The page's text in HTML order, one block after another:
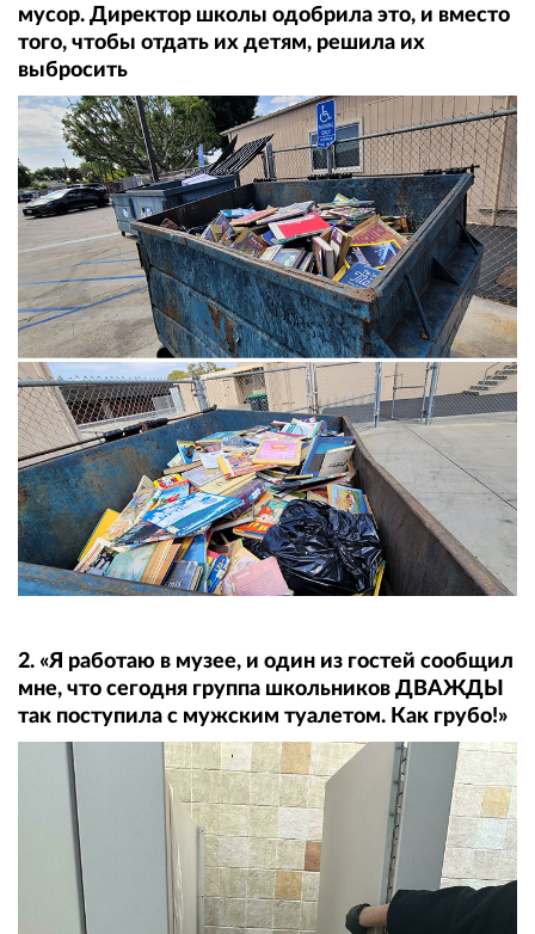
мусор. Директор школы одобрила это, и вместо
того, чтобы отдать их детям, решила их
выбросить
2. «Я работаю в музее, и один из гостей сообщил
мне, что сегодня группа школьников ДВАЖДЫ
так поступила с мужским туалетом. Как грубо!»